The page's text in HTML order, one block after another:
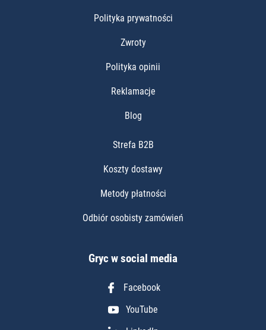
Polityka prywatności
Zwroty
Polityka opinii
Reklamacje
Blog
Strefa B2B
Koszty dostawy
Metody płatności
Odbiór osobisty zamówień
Gryc w social media
Facebook
YouTube